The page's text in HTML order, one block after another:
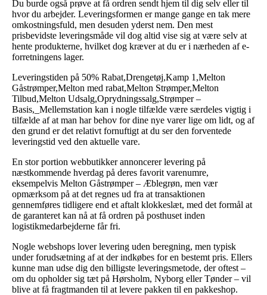
Du burde også prøve at få ordren sendt hjem til dig selv eller til
hvor du arbejder. Leveringsformen er mange gange en tak mere
omkostningsfuld, men desuden yderst nem. Den mest
prisbevidste leveringsmåde vil dog altid vise sig at være selv at
hente produkterne, hvilket dog kræver at du er i nærheden af e-
forretningens lager.
Leveringstiden på 50% Rabat,Drengetøj,Kamp 1,Melton
Gåstrømper,Melton med rabat,Melton Strømper,Melton
Tilbud,Melton Udsalg,Oprydningssalg,Strømper –
Basis,_Mellemstation kan i nogle tilfælde være særdeles vigtig i
tilfælde af at man har behov for dine nye varer lige om lidt, og af
den grund er det relativt fornuftigt at du ser den forventede
leveringstid ved den aktuelle vare.
En stor portion webbutikker annoncerer levering på
næstkommende hverdag på deres favorit varenumre,
eksempelvis Melton Gåstrømper – Æblegrøn, men vær
opmærksom på at det regnes ud fra at transaktionen
gennemføres tidligere end et aftalt klokkeslæt, med det formål at
de garanteret kan nå at få ordren på posthuset inden
logistikmedarbejderne får fri.
Nogle webshops lover levering uden beregning, men typisk
under forudsætning af at der indkøbes for en bestemt pris. Ellers
kunne man udse dig den billigste leveringsmetode, der oftest –
om du opholder sig tæt på Hørsholm, Nyborg eller Tønder – vil
blive at få fragtmanden til at levere pakken til en pakkeshop.